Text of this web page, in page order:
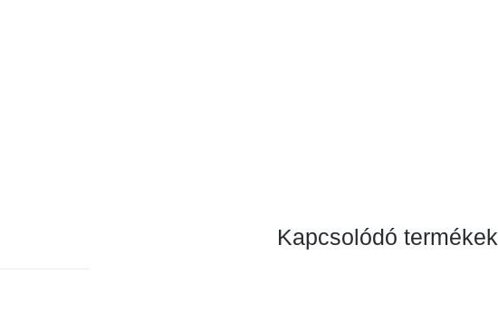
Kapcsolódó termékek